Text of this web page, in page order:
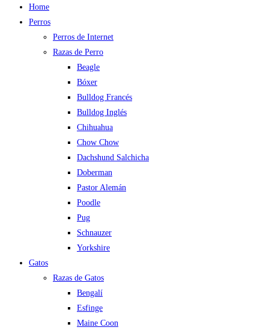
Home
Perros
Perros de Internet
Razas de Perro
Beagle
Bóxer
Bulldog Francés
Bulldog Inglés
Chihuahua
Chow Chow
Dachshund Salchicha
Doberman
Pastor Alemán
Poodle
Pug
Schnauzer
Yorkshire
Gatos
Razas de Gatos
Bengalí
Esfinge
Maine Coon